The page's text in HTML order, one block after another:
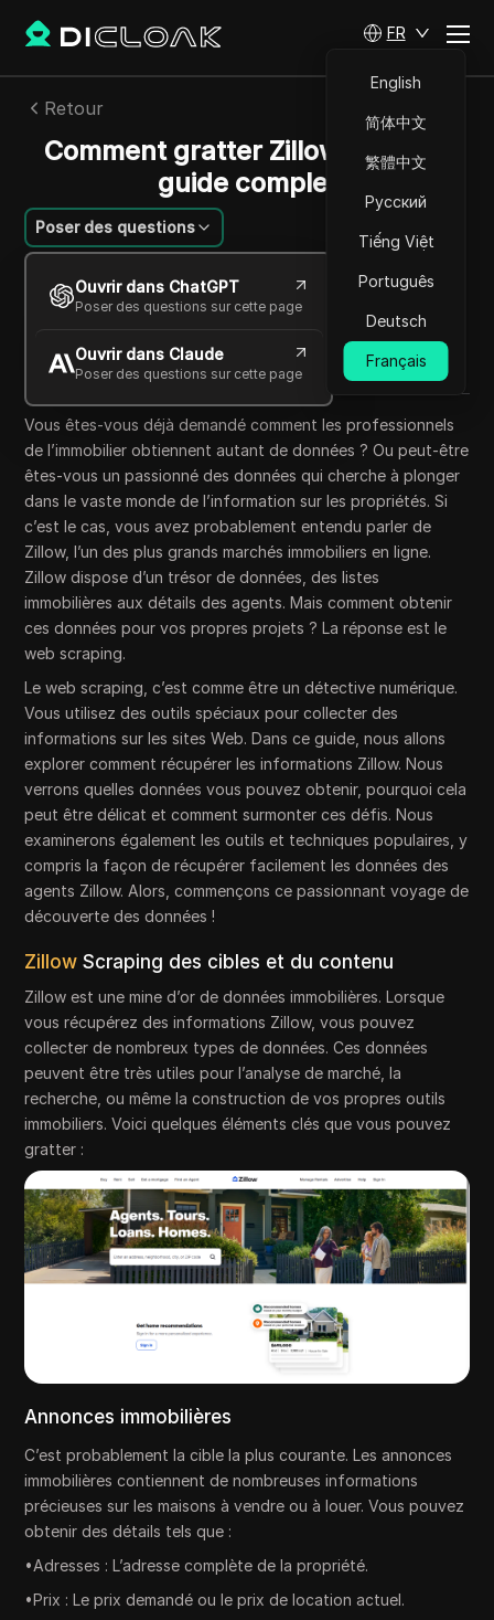
FR
English
简体中文
繁體中文
Русский
Tiếng Việt
Português
Deutsch
Français
Retour
Comment gratter Zillow Info : un
guide complet
Poser des questions
Ouvrir dans ChatGPT
Poser des questions sur cette page
Ouvrir dans Claude
Poser des questions sur cette page
Felipe Moreira
13 juin 2025 6 min de lecture
Copy Link
Vous êtes-vous déjà demandé comment les professionnels
de l’immobilier obtiennent autant de données ? Ou peut-être
êtes-vous un passionné des données qui cherche à plonger
dans le vaste monde de l’information sur les propriétés. Si
c’est le cas, vous avez probablement entendu parler de
Zillow, l’un des plus grands marchés immobiliers en ligne.
Zillow dispose d’un trésor de données, des listes
immobilières aux détails des agents. Mais comment obtenir
ces données pour vos propres projets ? La réponse est le
web scraping.
Le web scraping, c’est comme être un détective numérique.
Vous utilisez des outils spéciaux pour collecter des
informations sur les sites Web. Dans ce guide, nous allons
explorer comment récupérer les informations Zillow. Nous
verrons quelles données vous pouvez obtenir, pourquoi cela
peut être délicat et comment surmonter ces défis. Nous
examinerons également les outils et techniques populaires, y
compris la façon de récupérer facilement les données des
agents Zillow. Alors, commençons ce passionnant voyage de
découverte des données !
Zillow Scraping des cibles et du contenu
Zillow est une mine d’or de données immobilières. Lorsque
vous récupérez des informations Zillow, vous pouvez
collecter de nombreux types de données. Ces données
peuvent être très utiles pour l’analyse de marché, la
recherche, ou même la construction de vos propres outils
immobiliers. Voici quelques éléments clés que vous pouvez
gratter :
Annonces immobilières
C’est probablement la cible la plus courante. Les annonces
immobilières contiennent de nombreuses informations
précieuses sur les maisons à vendre ou à louer. Vous pouvez
obtenir des détails tels que :
•Adresses : L’adresse complète de la propriété.
•Prix : Le prix demandé ou le prix de location actuel.